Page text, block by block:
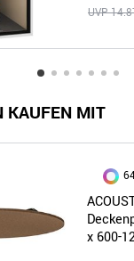
UVP
KAUFEN MIT
x 600-